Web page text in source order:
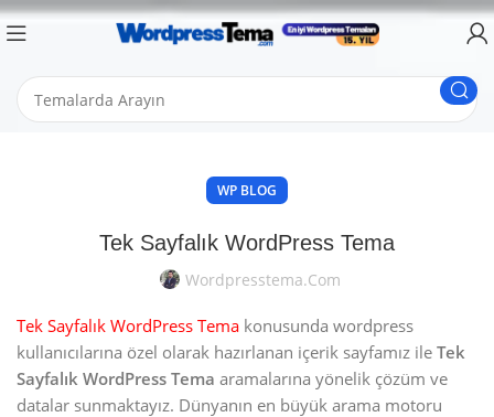
WP BLOG
Tek Sayfalık WordPress Tema
Wordpresstema.com
Tek Sayfalık WordPress Tema konusunda wordpress
kullanıcılarına özel olarak hazırlanan içerik sayfamız ile Tek
Sayfalık WordPress Tema aramalarına yönelik çözüm ve
datalar sunmaktayız. Dünyanın en büyük arama motoru